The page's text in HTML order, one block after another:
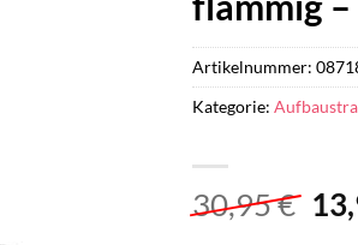
30,95€
Artikelnummer:
Kategorie: